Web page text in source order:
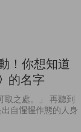
！你想知道
的名字
取之處。」 再聽到
自惺惺作態的人身